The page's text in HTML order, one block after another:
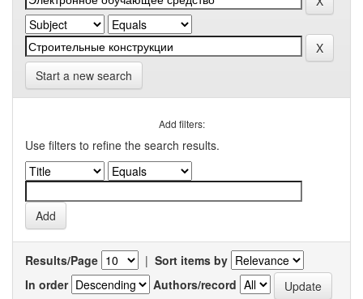
Start a new search
Add filters:
Use filters to refine the search results.
Results/Page | Sort items by
In order
Authors/record